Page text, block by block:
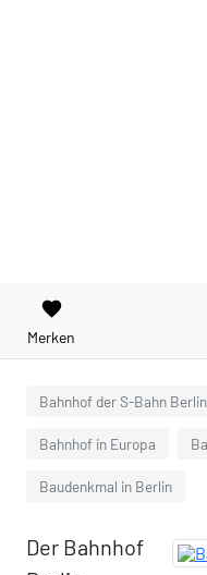
favorite
Merken
Bahnhof der S-Bahn Berlin
Bahnhof in Europa
Baudenkmal in Berlin
Der Bahnhof